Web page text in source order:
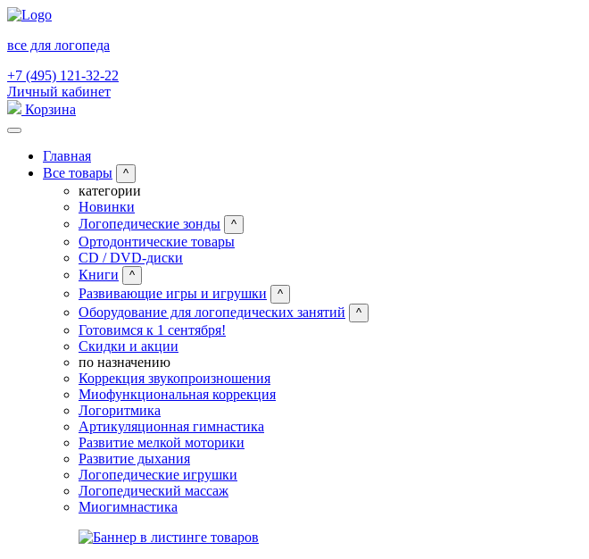
все для логопеда
+7 (495) 121-32-22
Личный кабинет
Корзина
Главная
Все товары
^
категории
Новинки
Логопедические зонды
^
Ортодонтические товары
CD / DVD-диски
Книги
^
Развивающие игры и игрушки ^
Оборудование для логопедических занятий ^
Готовимся к 1 сентября!
Скидки и акции
по назначению
Коррекция звукопроизношения
Миофункциональная коррекция
Логоритмика
Артикуляционная гимнастика
Развитие мелкой моторики
Развитие дыхания
Логопедические игрушки
Логопедический массаж
Миогимнастика